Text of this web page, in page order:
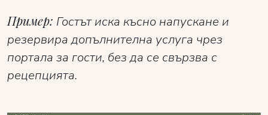
Пример: Гостът иска късно напускане и
резервира допълнителна услуга чрез
портала за гости, без да се свързва с
рецепцията.